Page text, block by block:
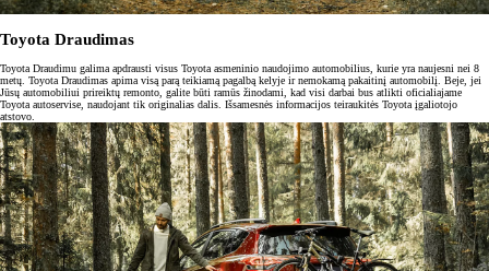
Toyota Draudimas
Toyota Draudimu galima apdrausti visus Toyota asmeninio naudojimo automobilius, kurie yra naujesni nei 8
metų. Toyota Draudimas apima visą parą teikiamą pagalbą kelyje ir nemokamą pakaitinį automobilį. Beje, jei
Jūsų automobiliui prireiktų remonto, galite būti ramūs žinodami, kad visi darbai bus atlikti oficialiajame
Toyota autoservise, naudojant tik originalias dalis. Išsamesnės informacijos teiraukitės Toyota įgaliotojo
atstovo.